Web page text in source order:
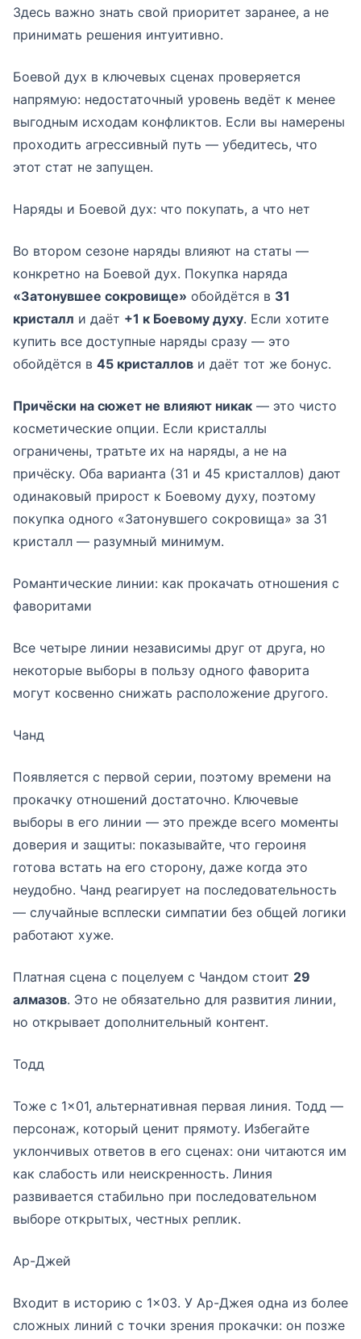
Здесь важно знать свой приоритет заранее, а не
принимать решения интуитивно.
Боевой дух в ключевых сценах проверяется
напрямую: недостаточный уровень ведёт к менее
выгодным исходам конфликтов. Если вы намерены
проходить агрессивный путь — убедитесь, что
этот стат не запущен.
Наряды и Боевой дух: что покупать, а что нет
Во втором сезоне наряды влияют на статы —
конкретно на Боевой дух. Покупка наряда
«Затонувшее сокровище» обойдётся в 31
кристалл и даёт +1 к Боевому духу. Если хотите
купить все доступные наряды сразу — это
обойдётся в 45 кристаллов и даёт тот же бонус.
Причёски на сюжет не влияют никак — это чисто
косметические опции. Если кристаллы
ограничены, тратьте их на наряды, а не на
причёску. Оба варианта (31 и 45 кристаллов) дают
одинаковый прирост к Боевому духу, поэтому
покупка одного «Затонувшего сокровища» за 31
кристалл — разумный минимум.
Романтические линии: как прокачать отношения с
фаворитами
Все четыре линии независимы друг от друга, но
некоторые выборы в пользу одного фаворита
могут косвенно снижать расположение другого.
Чанд
Появляется с первой серии, поэтому времени на
прокачку отношений достаточно. Ключевые
выборы в его линии — это прежде всего моменты
доверия и защиты: показывайте, что героиня
готова встать на его сторону, даже когда это
неудобно. Чанд реагирует на последовательность
— случайные всплески симпатии без общей логики
работают хуже.
Платная сцена с поцелуем с Чандом стоит 29
алмазов. Это не обязательно для развития линии,
но открывает дополнительный контент.
Тодд
Тоже с 1×01, альтернативная первая линия. Тодд —
персонаж, который ценит прямоту. Избегайте
уклончивых ответов в его сценах: они читаются им
как слабость или неискренность. Линия
развивается стабильно при последовательном
выборе открытых, честных реплик.
Ар-Джей
Входит в историю с 1×03. У Ар-Джея одна из более
сложных линий с точки зрения прокачки: он позже